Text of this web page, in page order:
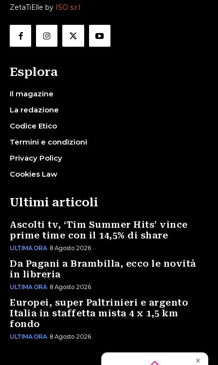
ZetaTiElle by ISO s.r.l
Esplora
Il magazine
La redazione
Codice Etico
Termini e condizioni
Privacy Policy
Cookies Law
Ultimi articoli
Ascolti tv, ‘Tim Summer Hits’ vince
prime time con il 14,5% di share
ULTIMA ORA 8 Agosto 2026
Da Pagani a Brambilla, ecco le novità
in libreria
ULTIMA ORA 8 Agosto 2026
Europei, super Paltrinieri e argento
Italia in staffetta mista 4 x 1,5 km
fondo
ULTIMA ORA 8 Agosto 2026
✕